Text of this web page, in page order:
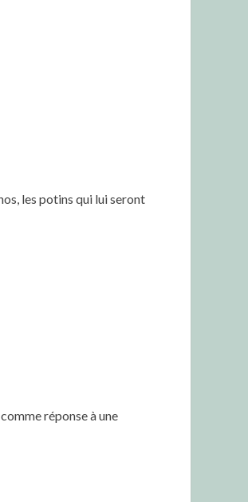
les potins qui lui seront
réponse à une